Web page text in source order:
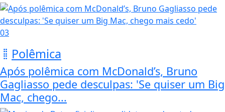
03
Polêmica
Após polêmica com McDonald’s, Bruno
Gagliasso pede desculpas: 'Se quiser um Big
Mac, chego...